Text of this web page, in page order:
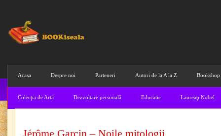
Acasa Despre noi Parteneri Autori de la A la Z Bookshop
Colecţia de Artă Dezvoltare personală Educatie Laureaţi Nobel
Jérôme Garcin – Noile mitologii